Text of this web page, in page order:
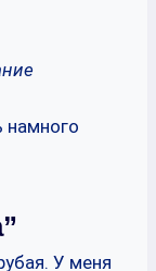
У меня